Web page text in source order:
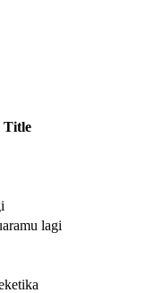
Title
lagi